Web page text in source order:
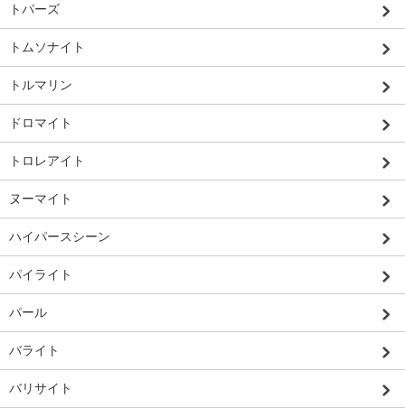
トパーズ
トムソナイト
トルマリン
ドロマイト
トロレアイト
ヌーマイト
ハイパースシーン
パイライト
パール
バライト
バリサイト